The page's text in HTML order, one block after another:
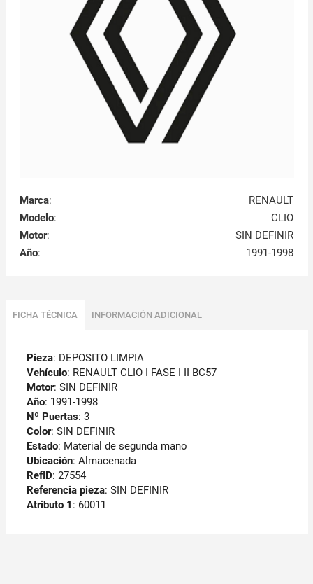
Marca:
RENAULT
Modelo:
CLIO
Motor:
SIN DEFINIR
Año: 1991-1998
FICHA TÉCNICA INFORMACIÓN ADICIONAL
Pieza: DEPOSITO LIMPIA
Vehículo: RENAULT CLIO I FASE I II BC57
Motor: SIN DEFINIR
Año: 1991-1998
Nº Puertas: 3
Color: SIN DEFINIR
Estado: Material de segunda mano
Ubicación: Almacenada
RefID: 27554
Referencia pieza: SIN DEFINIR
Atributo 1 : 60011